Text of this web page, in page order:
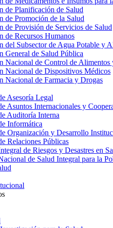
de Planificación de Salud
de Promoción de la Salud
de Provisión de Servicios de Salud
de Recursos Humanos
del Subsector de Agua Potable y
General de Salud Pública
Nacional de Control de
Nacional de Dispositivos Médicos
Nacional de Farmacia y Drogas
Asesoría Legal
Asuntos Internacionales y
Auditoría Interna
Informática
Organización y Desarrollo
Relaciones Públicas
de Riesgos y Desastres en
de Salud Integral para la